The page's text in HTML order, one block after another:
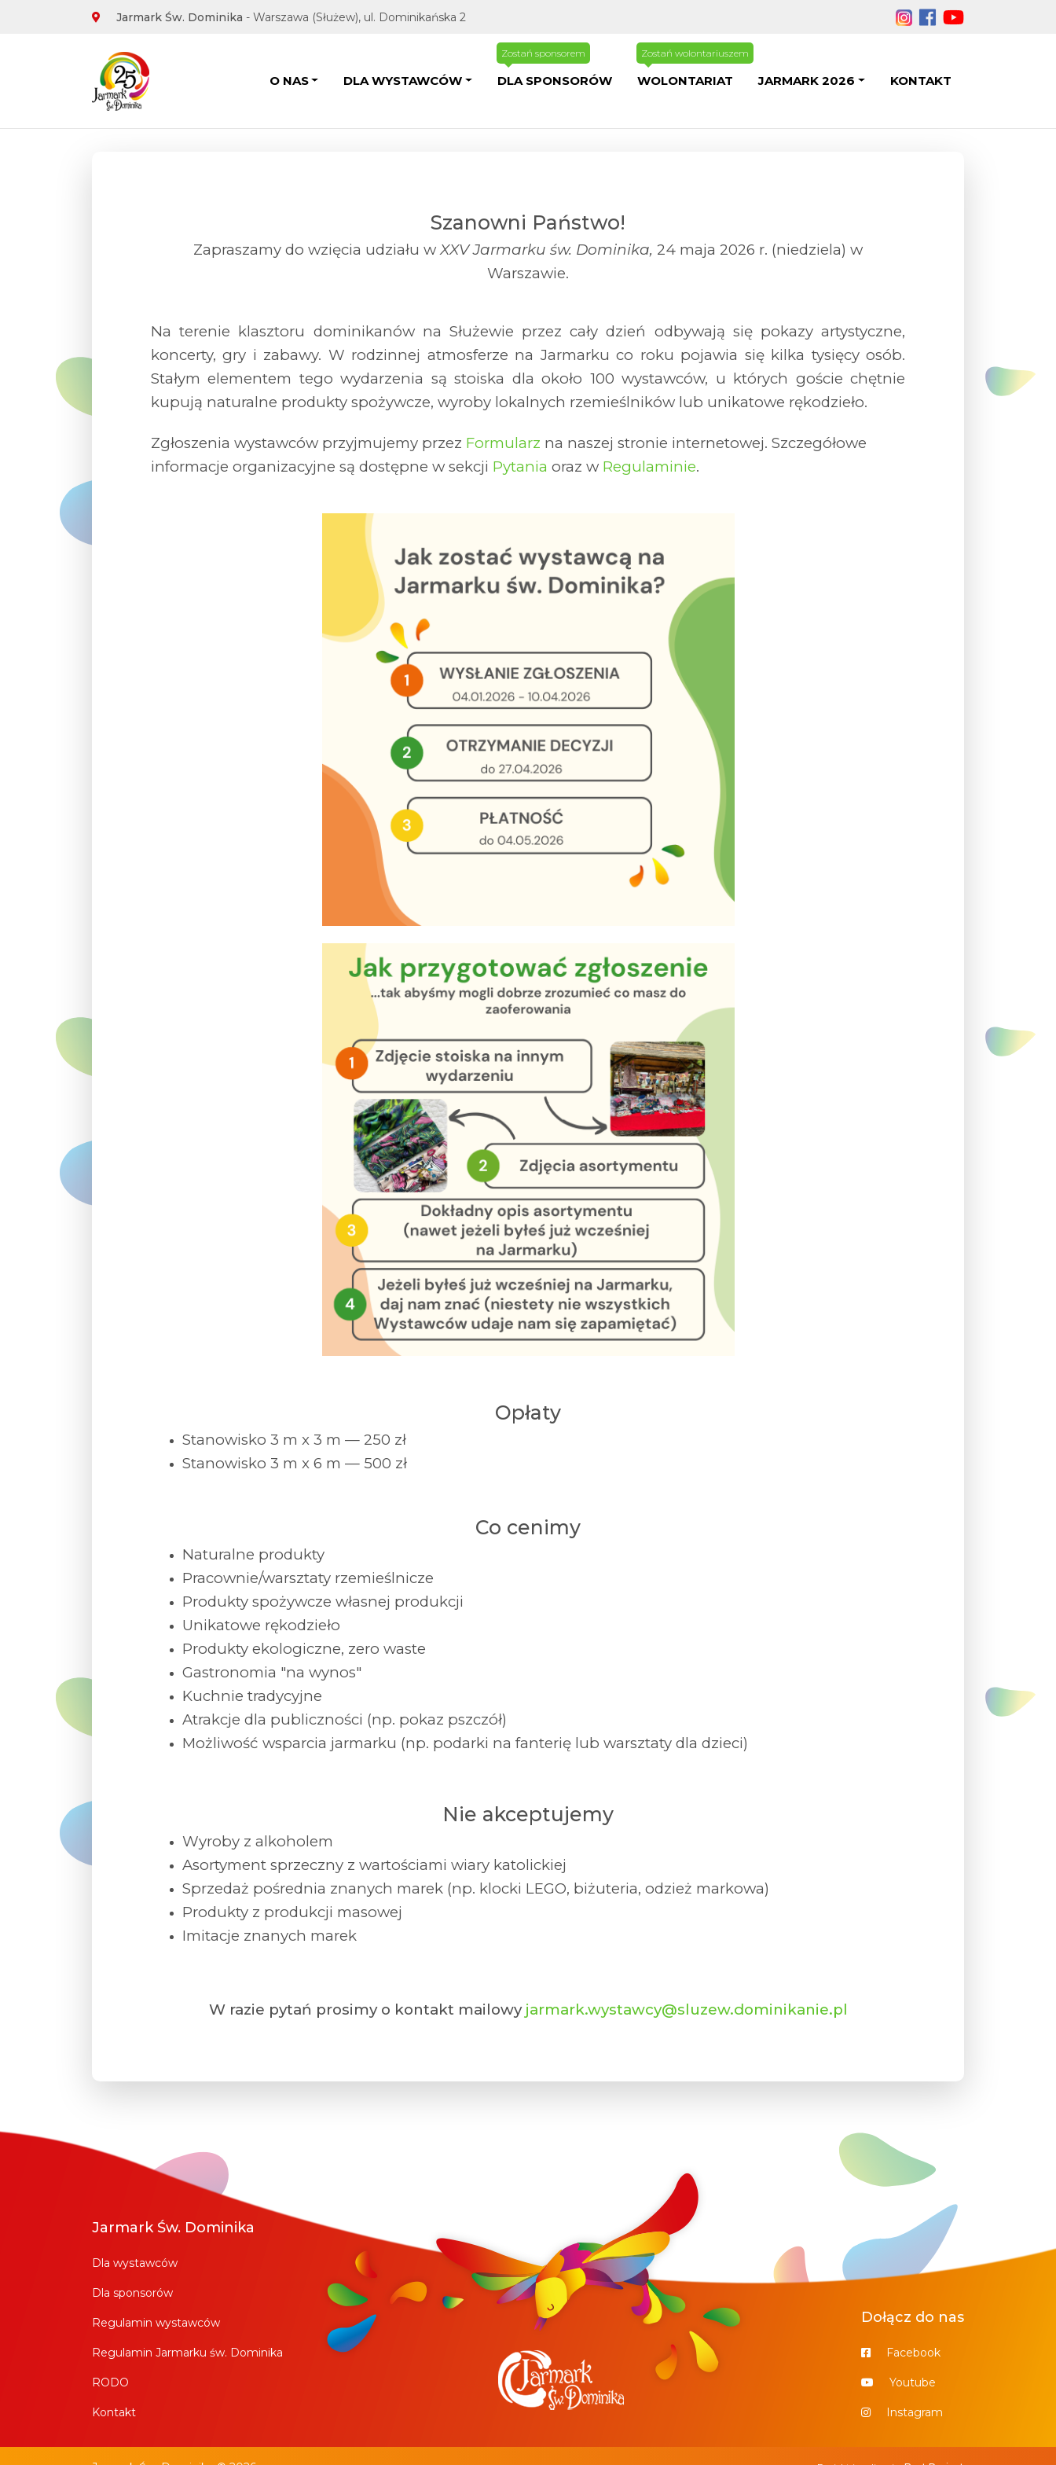
Adres Jarmarku
Jarmark Św. Dominika - Warszawa (Służew), ul. Dominikańska 2 Media społecznościowe
O NAS DLA WYSTAWCÓW DLA SPONSORÓW
Zostań sponsorem
WOLONTARIAT
Zostań wolontariuszem
JARMARK 2026 KONTAKT
Szanowni Państwo!
Zapraszamy do wzięcia udziału wXXV Jarmarku św. Dominika, 24 maja 2026 r. (niedziela) w
Warszawie.
Na terenie klasztoru dominikanów na Służewie przez cały dzień odbywają się pokazy artystyczne,
koncerty, gry i zabawy. W rodzinnej atmosferze na Jarmarku co roku pojawia się kilka tysięcy osób.
Stałym elementem tego wydarzenia są stoiska dla około 100 wystawców, u których goście chętnie
kupują naturalne produkty spożywcze, wyroby lokalnych rzemieślników lub unikatowe rękodzieło.
Zgłoszenia wystawców przyjmujemy przez Formularz na naszej stronie internetowej. Szczegółowe
informacje organizacyjne są dostępne w sekcji Pytania oraz w Regulaminie.
Opłaty
Stanowisko 3 m x 3 m — 250 zł
Stanowisko 3 m x 6 m — 500 zł
Co cenimy
Naturalne produkty
Pracownie/warsztaty rzemieślnicze
Produkty spożywcze własnej produkcji
Unikatowe rękodzieło
Produkty ekologiczne, zero waste
Gastronomia "na wynos"
Kuchnie tradycyjne
Atrakcje dla publiczności (np. pokaz pszczół)
Możliwość wsparcia jarmarku (np. podarki na fanterię lub warsztaty dla dzieci)
Nie akceptujemy
Wyroby z alkoholem
Asortyment sprzeczny z wartościami wiary katolickiej
Sprzedaż pośrednia znanych marek (np. klocki LEGO, biżuteria, odzież markowa)
Produkty z produkcji masowej
Imitacje znanych marek
W razie pytań prosimy o kontakt mailowy jarmark.wystawcy@sluzew.dominikanie.pl
Jarmark Św. Dominika
Dla wystawców
Dla sponsorów
Regulamin wystawców
Regulamin Jarmarku św. Dominika
RODO
Kontakt
Dołącz do nas
Facebook
Youtube
Instagram